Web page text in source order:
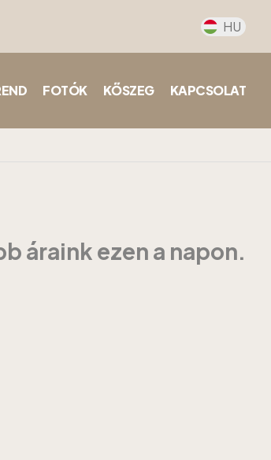
HU
FOTÓK KŐSZEG KAPCSOLAT
áraink ezen a napon.